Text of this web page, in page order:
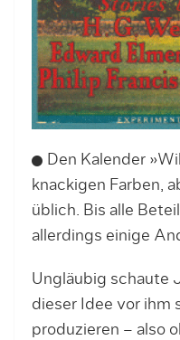
Den Kalender
knackigen Farben,
üblich. Bis alle
allerdings einige
Ungläubig schaute
dieser Idee vor ihm
produzieren – also